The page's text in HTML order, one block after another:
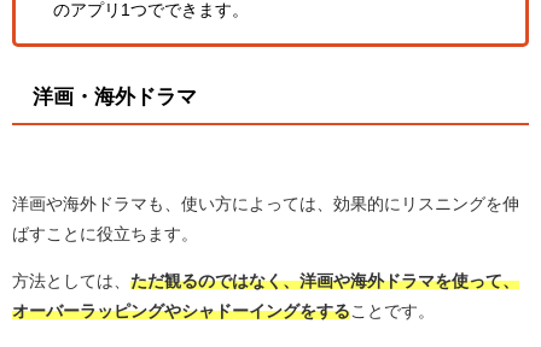
のアプリ1つでできます。
洋画・海外ドラマ
洋画や海外ドラマも、使い方によっては、効果的にリスニングを伸
ばすことに役立ちます。
方法としては、 ただ観るのではなく、洋画や海外ドラマを使って、
オーバーラッピングやシャドーイングをする ことです。